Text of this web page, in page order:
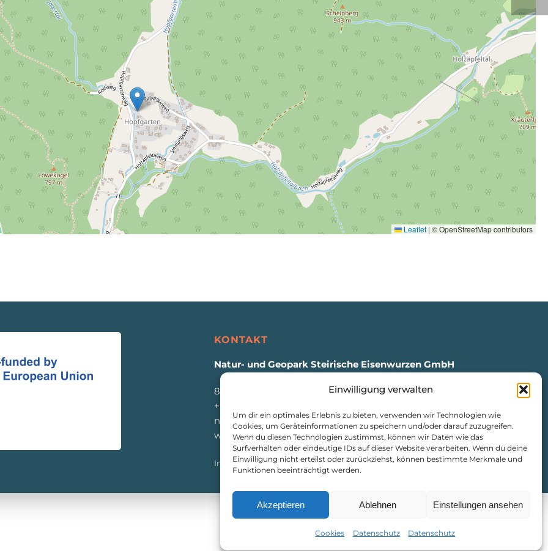
Einwilligung verwalten
Um dir ein optimales Erlebnis zu bieten, verwenden wir Technologien wie
Cookies, um Geräteinformationen zu speichern und/oder darauf zuzugreifen.
Wenn du diesen Technologien zustimmst, können wir Daten wie das
Surfverhalten oder eindeutige IDs auf dieser Website verarbeiten. Wenn du deine
Einwilligung nicht erteilst oder zurückziehst, können bestimmte Merkmale und
Funktionen beeinträchtigt werden.
Akzeptieren Ablehnen Einstellungen ansehen
Cookies Datenschutz Datenschutz
Leaflet | © OpenStreetMap contributors
KONTAKT
Natur- und Geopark Steirische Eisenwurzen GmbH
8933 St. Gallen, Markt 35
+43 3632 7714
naturpark@eisenwurzen.com
www.eisenwurzen.com
Impressum|Datenschutz|Cookie-Richtlinie